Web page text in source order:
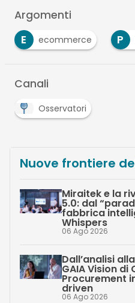
Argomenti
E
ecommerce P
Canali
Osservatori
Nuove frontiere
Miraitek e la
5.0: dal
fabbrica
Whispers
06 Ago 2026
Dall’analisi
GAIA Vision
Procurement
driven
06 Ago 2026